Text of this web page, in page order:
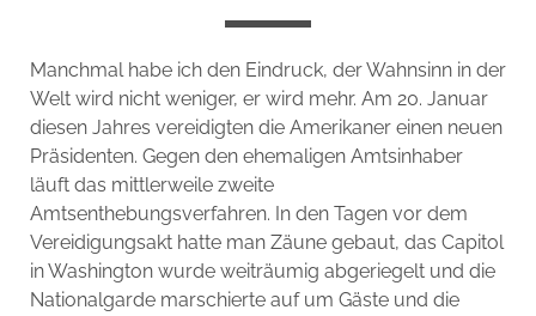
Manchmal habe ich den Eindruck, der Wahnsinn in der
Welt wird nicht weniger, er wird mehr. Am 20. Januar
diesen Jahres vereidigten die Amerikaner einen neuen
Präsidenten. Gegen den ehemaligen Amtsinhaber
läuft das mittlerweile zweite
Amtsenthebungsverfahren. In den Tagen vor dem
Vereidigungsakt hatte man Zäune gebaut, das Capitol
in Washington wurde weiträumig abgeriegelt und die
Nationalgarde marschierte auf um Gäste und die